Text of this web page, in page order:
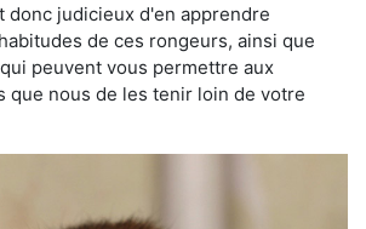
donc judicieux d'en apprendre
de ces rongeurs, ainsi que
peuvent vous permettre aux
que nous de les tenir loin de votre